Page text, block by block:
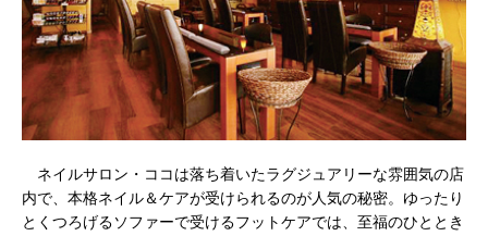
ネイルサロン・ココは落ち着いたラグジュアリーな雰囲気の店
内で、本格ネイル＆ケアが受けられるのが人気の秘密。ゆったり
とくつろげるソファーで受けるフットケアでは、至福のひととき